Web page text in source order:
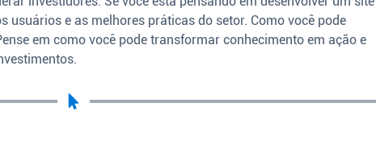
usuários e as melhores práticas do setor. Como você pode
em como você pode transformar conhecimento em ação e